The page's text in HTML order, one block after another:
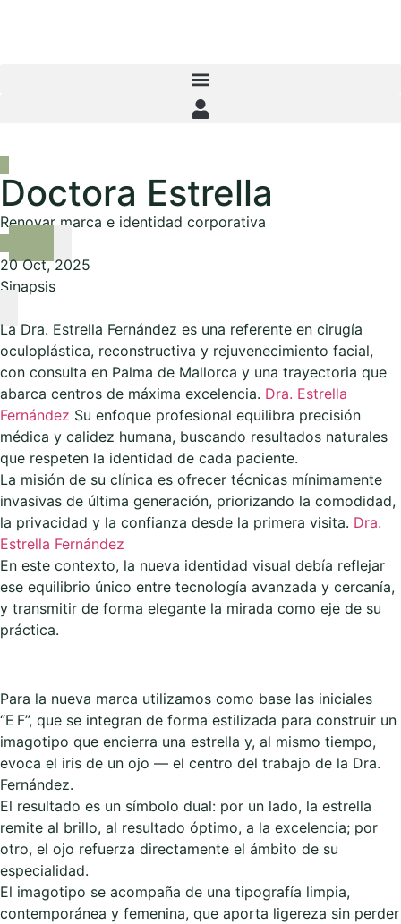
Doctora Estrella
Renovar marca e identidad corporativa
20 Oct, 2025
Sinapsis
La Dra. Estrella Fernández es una referente en cirugía
oculoplástica, reconstructiva y rejuvenecimiento facial,
con consulta en Palma de Mallorca y una trayectoria que
abarca centros de máxima excelencia. Dra. Estrella
Fernández Su enfoque profesional equilibra precisión
médica y calidez humana, buscando resultados naturales
que respeten la identidad de cada paciente.
La misión de su clínica es ofrecer técnicas mínimamente
invasivas de última generación, priorizando la comodidad,
la privacidad y la confianza desde la primera visita. Dra.
Estrella Fernández
En este contexto, la nueva identidad visual debía reflejar
ese equilibrio único entre tecnología avanzada y cercanía,
y transmitir de forma elegante la mirada como eje de su
práctica.
Para la nueva marca utilizamos como base las iniciales
“E F”, que se integran de forma estilizada para construir un
imagotipo que encierra una estrella y, al mismo tiempo,
evoca el iris de un ojo — el centro del trabajo de la Dra.
Fernández.
El resultado es un símbolo dual: por un lado, la estrella
remite al brillo, al resultado óptimo, a la excelencia; por
otro, el ojo refuerza directamente el ámbito de su
especialidad.
El imagotipo se acompaña de una tipografía limpia,
contemporánea y femenina, que aporta ligereza sin perder